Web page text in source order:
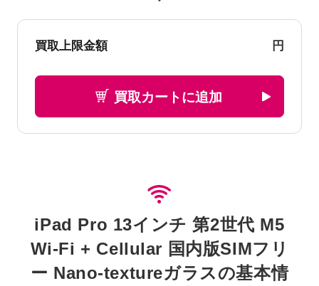
買取上限金額 円
買取カートに追加
iPad Pro 13インチ 第2世代 M5
Wi-Fi + Cellular 国内版SIMフリ
ー Nano-textureガラスの基本情